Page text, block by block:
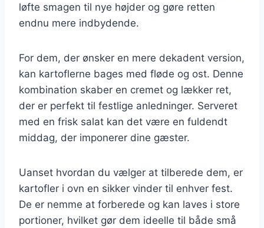
løfte smagen til nye højder og gøre retten
endnu mere indbydende.
For dem, der ønsker en mere dekadent version,
kan kartoflerne bages med fløde og ost. Denne
kombination skaber en cremet og lækker ret,
der er perfekt til festlige anledninger. Serveret
med en frisk salat kan det være en fuldendt
middag, der imponerer dine gæster.
Uanset hvordan du vælger at tilberede dem, er
kartofler i ovn en sikker vinder til enhver fest.
De er nemme at forberede og kan laves i store
portioner, hvilket gør dem ideelle til både små